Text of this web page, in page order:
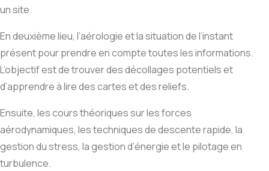
un site.
En deuxième lieu, l’aérologie et la situation de l’instant
présent pour prendre en compte toutes les informations.
L’objectif est de trouver des décollages potentiels et
d’apprendre à lire des cartes et des reliefs.
Ensuite, les cours théoriques sur les forces
aérodynamiques, les techniques de descente rapide, la
gestion du stress, la gestion d’énergie et le pilotage en
turbulence.